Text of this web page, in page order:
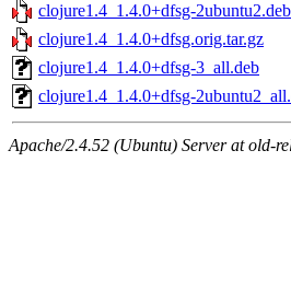
clojure1.4_1.4.0+dfsg-
clojure1.4_1.4.0+dfsg.orig.tar.gz
clojure1.4_1.4.0+dfsg-3_all.deb
clojure1.4_1.4.0+dfsg-
Apache/2.4.52 (Ubuntu) Server at old-